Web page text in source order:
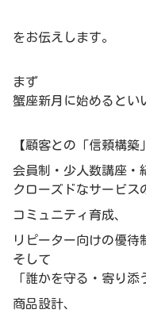
をお伝えします。
まず
蟹座新月に始めるとい
【顧客との「信頼構築
会員制・少人数講座・
クローズドなサービス
コミュニティ育成、
リピーター向けの優待
そして
「誰かを守る・寄り
商品設計、